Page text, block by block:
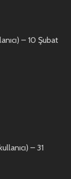
– 10 Şubat
– 31